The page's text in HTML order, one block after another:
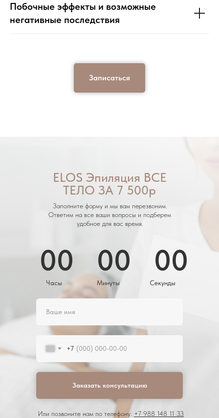
Побочные эффекты и возможные
негативные последствия
Записаться
ELOS Эпиляция ВСЕ
ТЕЛО ЗА 7 500р
Заполните форму и мы вам перезвоним.
Ответим на все ваши вопросы и подберем
удобное для вас время.
+7
Заказать консультацию
Или позвоните нам по телефону: +7 988 148 11 33
00 00 00
Часы Минуты Секунды